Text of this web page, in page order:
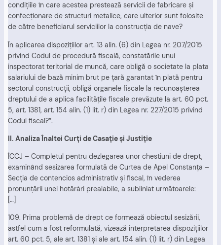
condiţiile în care acestea prestează servicii de fabricare şi
confecţionare de structuri metalice, care ulterior sunt folosite
de către beneficiarul serviciilor la construcţia de nave?
În aplicarea dispoziţiilor art. 13 alin. (6) din Legea nr. 207/2015
privind Codul de procedură fiscală, constatările unui
inspectorat teritorial de muncă, care obligă o societate la plata
salariului de bază minim brut pe ţară garantat în plată pentru
sectorul construcţii, obligă organele fiscale la recunoaşterea
dreptului de a aplica facilităţile fiscale prevăzute la art. 60 pct.
5, art. 1381, art. 154 alin. (1) lit. r) din Legea nr. 227/2015 privind
Codul fiscal?”.
II. Analiza Înaltei Curţi de Casaţie şi Justiţie
ÎCCJ – Completul pentru dezlegarea unor chestiuni de drept,
examinând sesizarea formulată de Curtea de Apel Constanţa –
Secţia de contencios administrativ şi fiscal, în vederea
pronunţării unei hotărâri prealabile, a subliniat următoarele:
[…]
109. Prima problemă de drept ce formează obiectul sesizării,
astfel cum a fost reformulată, vizează interpretarea dispoziţiilor
art. 60 pct. 5, ale art. 1381 şi ale art. 154 alin. (1) lit. r) din Legea